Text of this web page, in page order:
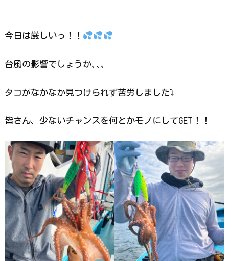
今日は厳しいっ！！
台風の影響でしょうか､､､
タコがなかなか見つけられず苦労しました⤵
皆さん、少ないチャンスを何とかモノにしてGET！！